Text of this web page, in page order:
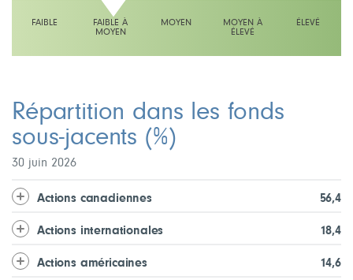
FAIBLE
FAIBLE À
MOYEN
MOYEN
MOYEN À
ÉLEVÉ
ÉLEVÉ
Répartition dans les fonds
sous-jacents (%)
30 juin 2026
Actions canadiennes 56,4
Actions internationales 18,4
Actions américaines 14,6